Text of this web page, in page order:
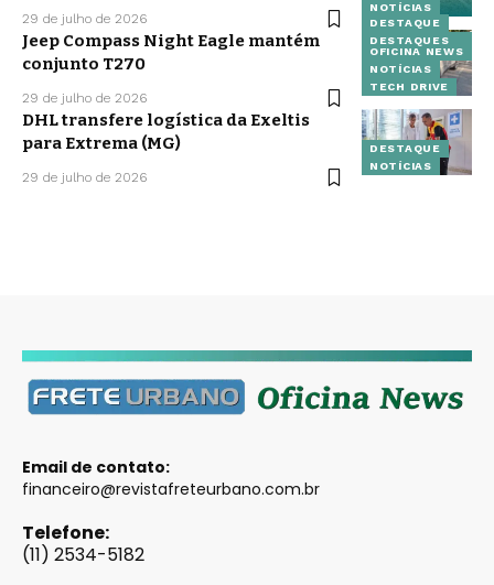
NOTÍCIAS
29 de julho de 2026
DESTAQUE
DESTAQUES
OFICINA NEWS
NOTÍCIAS
TECH DRIVE
Jeep Compass Night Eagle mantém
conjunto T270
29 de julho de 2026
DESTAQUE
NOTÍCIAS
DHL transfere logística da Exeltis
para Extrema (MG)
29 de julho de 2026
Email de contato:
financeiro@revistafreteurbano.com.br
Telefone:
(11) 2534-5182